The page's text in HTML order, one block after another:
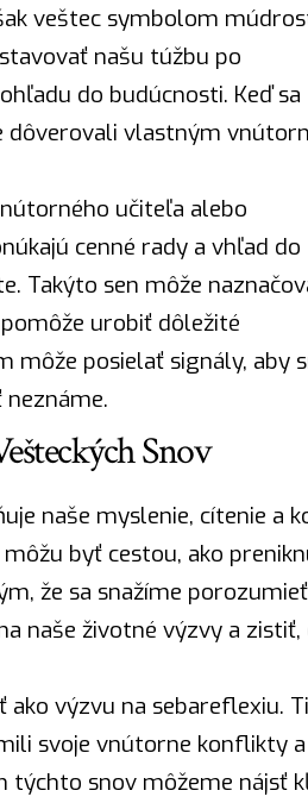
veštec symbolom
našu túžbu po
do budúcnosti. Keď sa
dôverovali vlastným
učiteľa alebo
cenné rady a vhľad do
Takýto sen môže
urobiť dôležité
môže posielať signály, aby
Snov
naše myslenie, cítenie a
byť cestou, ako
že sa snažíme porozumieť
naše životné výzvy a zistiť,
ako výzvu na sebareflexiu.
svoje vnútorne konflikty a
týchto snov môžeme nájsť